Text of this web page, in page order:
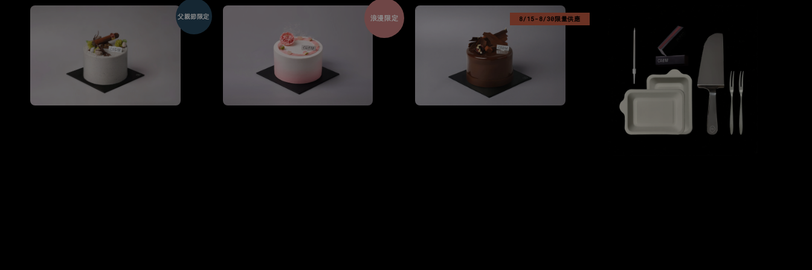
父親節限定 浪漫限定 8/15-8/30限量供應